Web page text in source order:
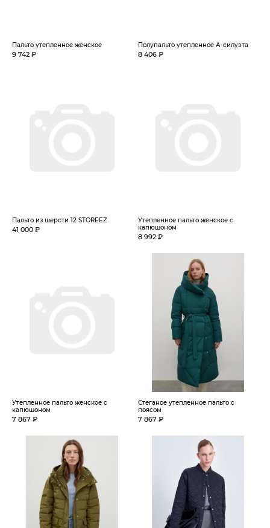
Пальто утепленное женское
9 742 ₽
Полупальто утепленное А-силуэта
8 406 ₽
Пальто из шерсти 12 STOREEZ
41 000 ₽
Утепленное пальто женское с
капюшоном
8 992 ₽
Утепленное пальто женское с
капюшоном
7 867 ₽
Стеганое утепленное пальто с
поясом
7 867 ₽